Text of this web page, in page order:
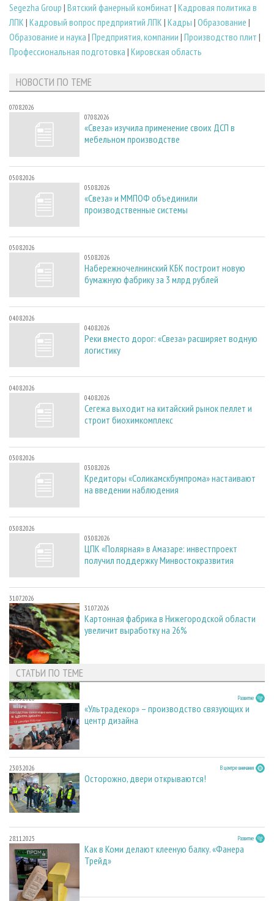
Segezha Group | Вятский фанерный комбинат | Кадровая политика в
ЛПК | Кадровый вопрос предприятий ЛПК | Кадры | Образование |
Образование и наука | Предприятия, компании | Производство плит |
Профессиональная подготовка | Кировская область
НОВОСТИ ПО ТЕМЕ
07.08.2026
07.08.2026
«Свеза» изучила применение своих ДСП в
мебельном производстве
05.08.2026
05.08.2026
«Свеза» и ММПОФ объединили
производственные системы
05.08.2026
05.08.2026
Набережночелнинский КБК построит новую
бумажную фабрику за 3 млрд рублей
04.08.2026
04.08.2026
Реки вместо дорог: «Свеза» расширяет водную
логистику
04.08.2026
04.08.2026
Сегежа выходит на китайский рынок пеллет и
строит биохимкомплекс
03.08.2026
03.08.2026
Кредиторы «Соликамскбумпрома» настаивают
на введении наблюдения
03.08.2026
03.08.2026
ЦПК «Полярная» в Амазаре: инвестпроект
получил поддержку Минвостокразвития
31.07.2026
31.07.2026
Картонная фабрика в Нижегородской области
увеличит выработку на 26%
СТАТЬИ ПО ТЕМЕ
23.03.2026 Развитие
«Ультрадекор» – производство связующих и
центр дизайна
23.03.2026 В центре внимания
Осторожно, двери открываются!
28.11.2025 Развитие
Как в Коми делают клееную балку. «Фанера
Трейд»